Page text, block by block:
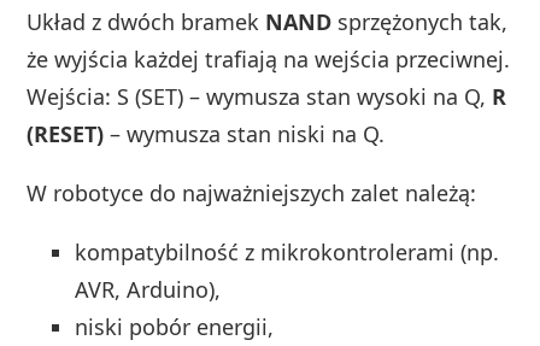
Układ z dwóch bramek NAND sprzężonych tak,
że wyjścia każdej trafiają na wejścia przeciwnej.
Wejścia: S (SET) – wymusza stan wysoki na Q, R
(RESET) – wymusza stan niski na Q.
W robotyce do najważniejszych zalet należą:
kompatybilność z mikrokontrolerami (np.
AVR, Arduino),
niski pobór energii,